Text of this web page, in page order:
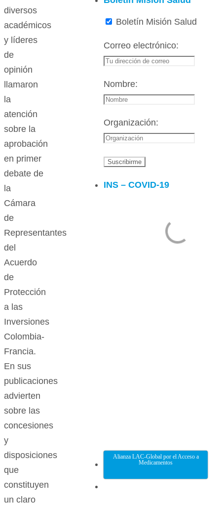
diversos
académicos
y líderes
de
opinión
llamaron
la
atención
sobre la
aprobación
en primer
debate de
la
Cámara
de
Representantes
del
Acuerdo
de
Protección
a las
Inversiones
Colombia-
Francia.
En sus
publicaciones
advierten
sobre las
concesiones
y
disposiciones
que
constituyen
un claro
Boletín Misión Salud
Correo electrónico:
Nombre:
Organización:
INS – COVID-19
Alianza LAC-Global por el Acceso a
Medicamentos